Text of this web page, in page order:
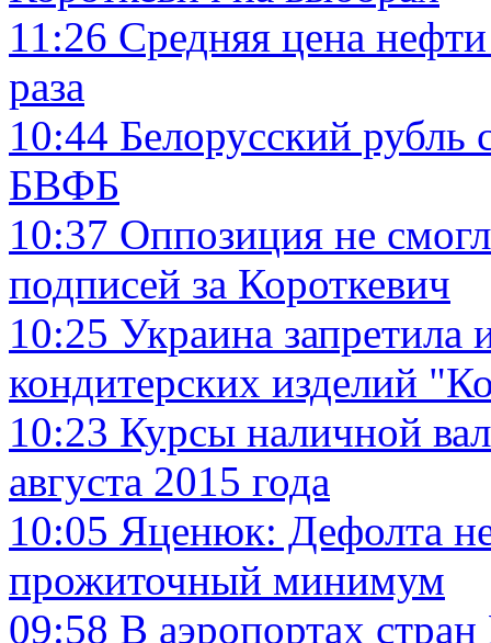
11:26 Средняя цена нефти
раза
10:44 Белорусский рубль
БВФБ
10:37 Оппозиция не
подписей за Короткевич
10:25 Украина запретила
кондитерских изделий
10:23 Курсы наличной
августа 2015 года
10:05 Яценюк: Дефолта
прожиточный минимум
09:58 В аэропортах